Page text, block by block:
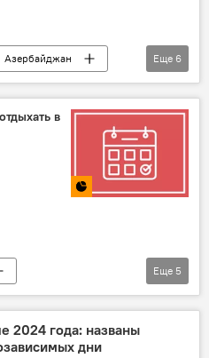
Азербайджан
Еще 6
в
Еще 5
2024 года: названы
дни